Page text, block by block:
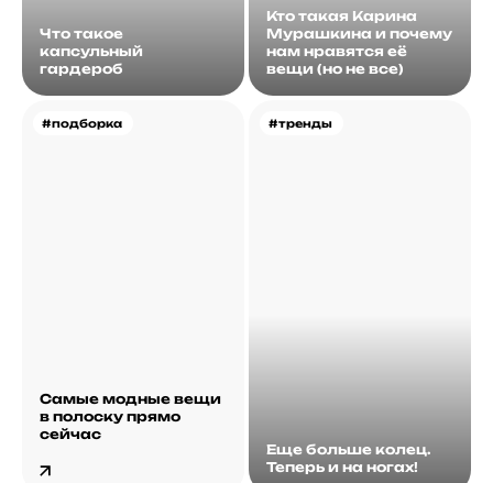
Что такое
капсульный
гардероб
Кто такая Карина
Мурашкина и почему
нам нравятся её
вещи (но не все)
#подборка
Самые модные вещи
в полоску прямо
сейчас
#тренды
Еще больше колец.
Теперь и на ногах!